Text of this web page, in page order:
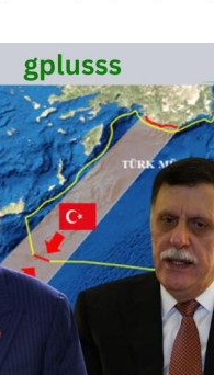
بشكل كامل في حقبة ما بعد